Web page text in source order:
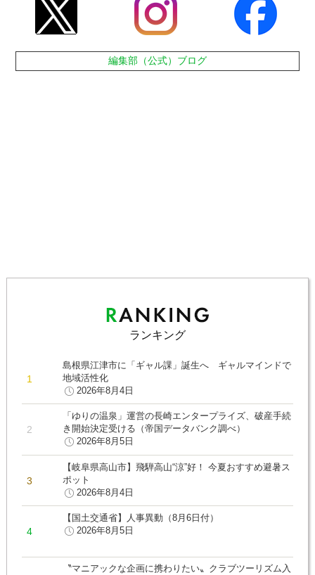
編集部（公式）ブログ
ランキング
島根県江津市に「ギャル課」誕生へ ギャルマインドで
地域活性化
2026年8月4日
「ゆりの温泉」運営の長崎エンタープライズ、破産手続
き開始決定受ける（帝国データバンク調べ）
2026年8月5日
【岐阜県高山市】飛騨高山“涼”好！ 今夏おすすめ避暑ス
ポット
2026年8月4日
【国土交通省】人事異動（8月6日付）
2026年8月5日
〝マニアックな企画に携わりたい〟クラブツーリズム入